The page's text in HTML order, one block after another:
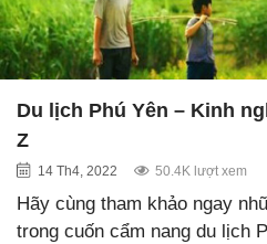
Du lịch Phú Yên – Kinh
Z
14 Th4, 2022 50.4K lượt xem
Hãy cùng tham khảo ngay
trong cuốn cẩm nang du lịch